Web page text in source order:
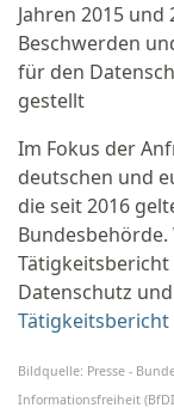
Jahren 2015
Beschwerden
für den
gestellt
Im Fokus der
deutschen und
die seit 2016
Datenschutz
Tätigkeitsbericht
Bildquelle: Presse -
Informationsfreiheit